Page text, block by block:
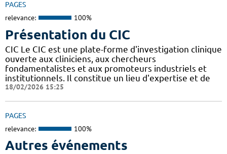
PAGES
relevance: 100%
Présentation du CIC
CIC Le CIC est une plate-forme d'investigation clinique
ouverte aux cliniciens, aux chercheurs
fondamentalistes et aux promoteurs industriels et
institutionnels. Il constitue un lieu d'expertise et de
18/02/2026 15:25
PAGES
relevance: 100%
Autres événements